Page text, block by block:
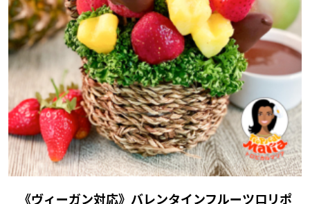
《ヴィーガン対応》バレンタインフルーツロリポ